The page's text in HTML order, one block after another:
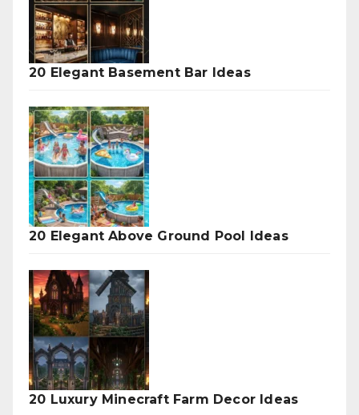
20 Elegant Basement Bar Ideas
20 Elegant Above Ground Pool Ideas
20 Luxury Minecraft Farm Decor Ideas